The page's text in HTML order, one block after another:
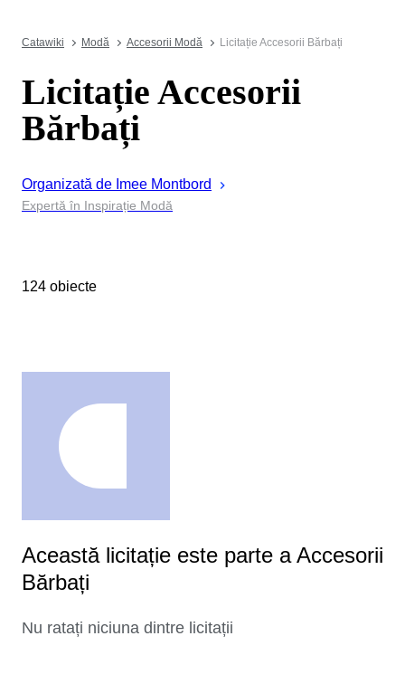
Catawiki Modă Accesorii Modă Licitație Accesorii Bărbați
Licitație Accesorii
Bărbați
Organizată de Imee Montbord
Expertă în Inspirație Modă
124 obiecte
Această licitație este parte a Accesorii
Bărbați
Nu ratați niciuna dintre licitații